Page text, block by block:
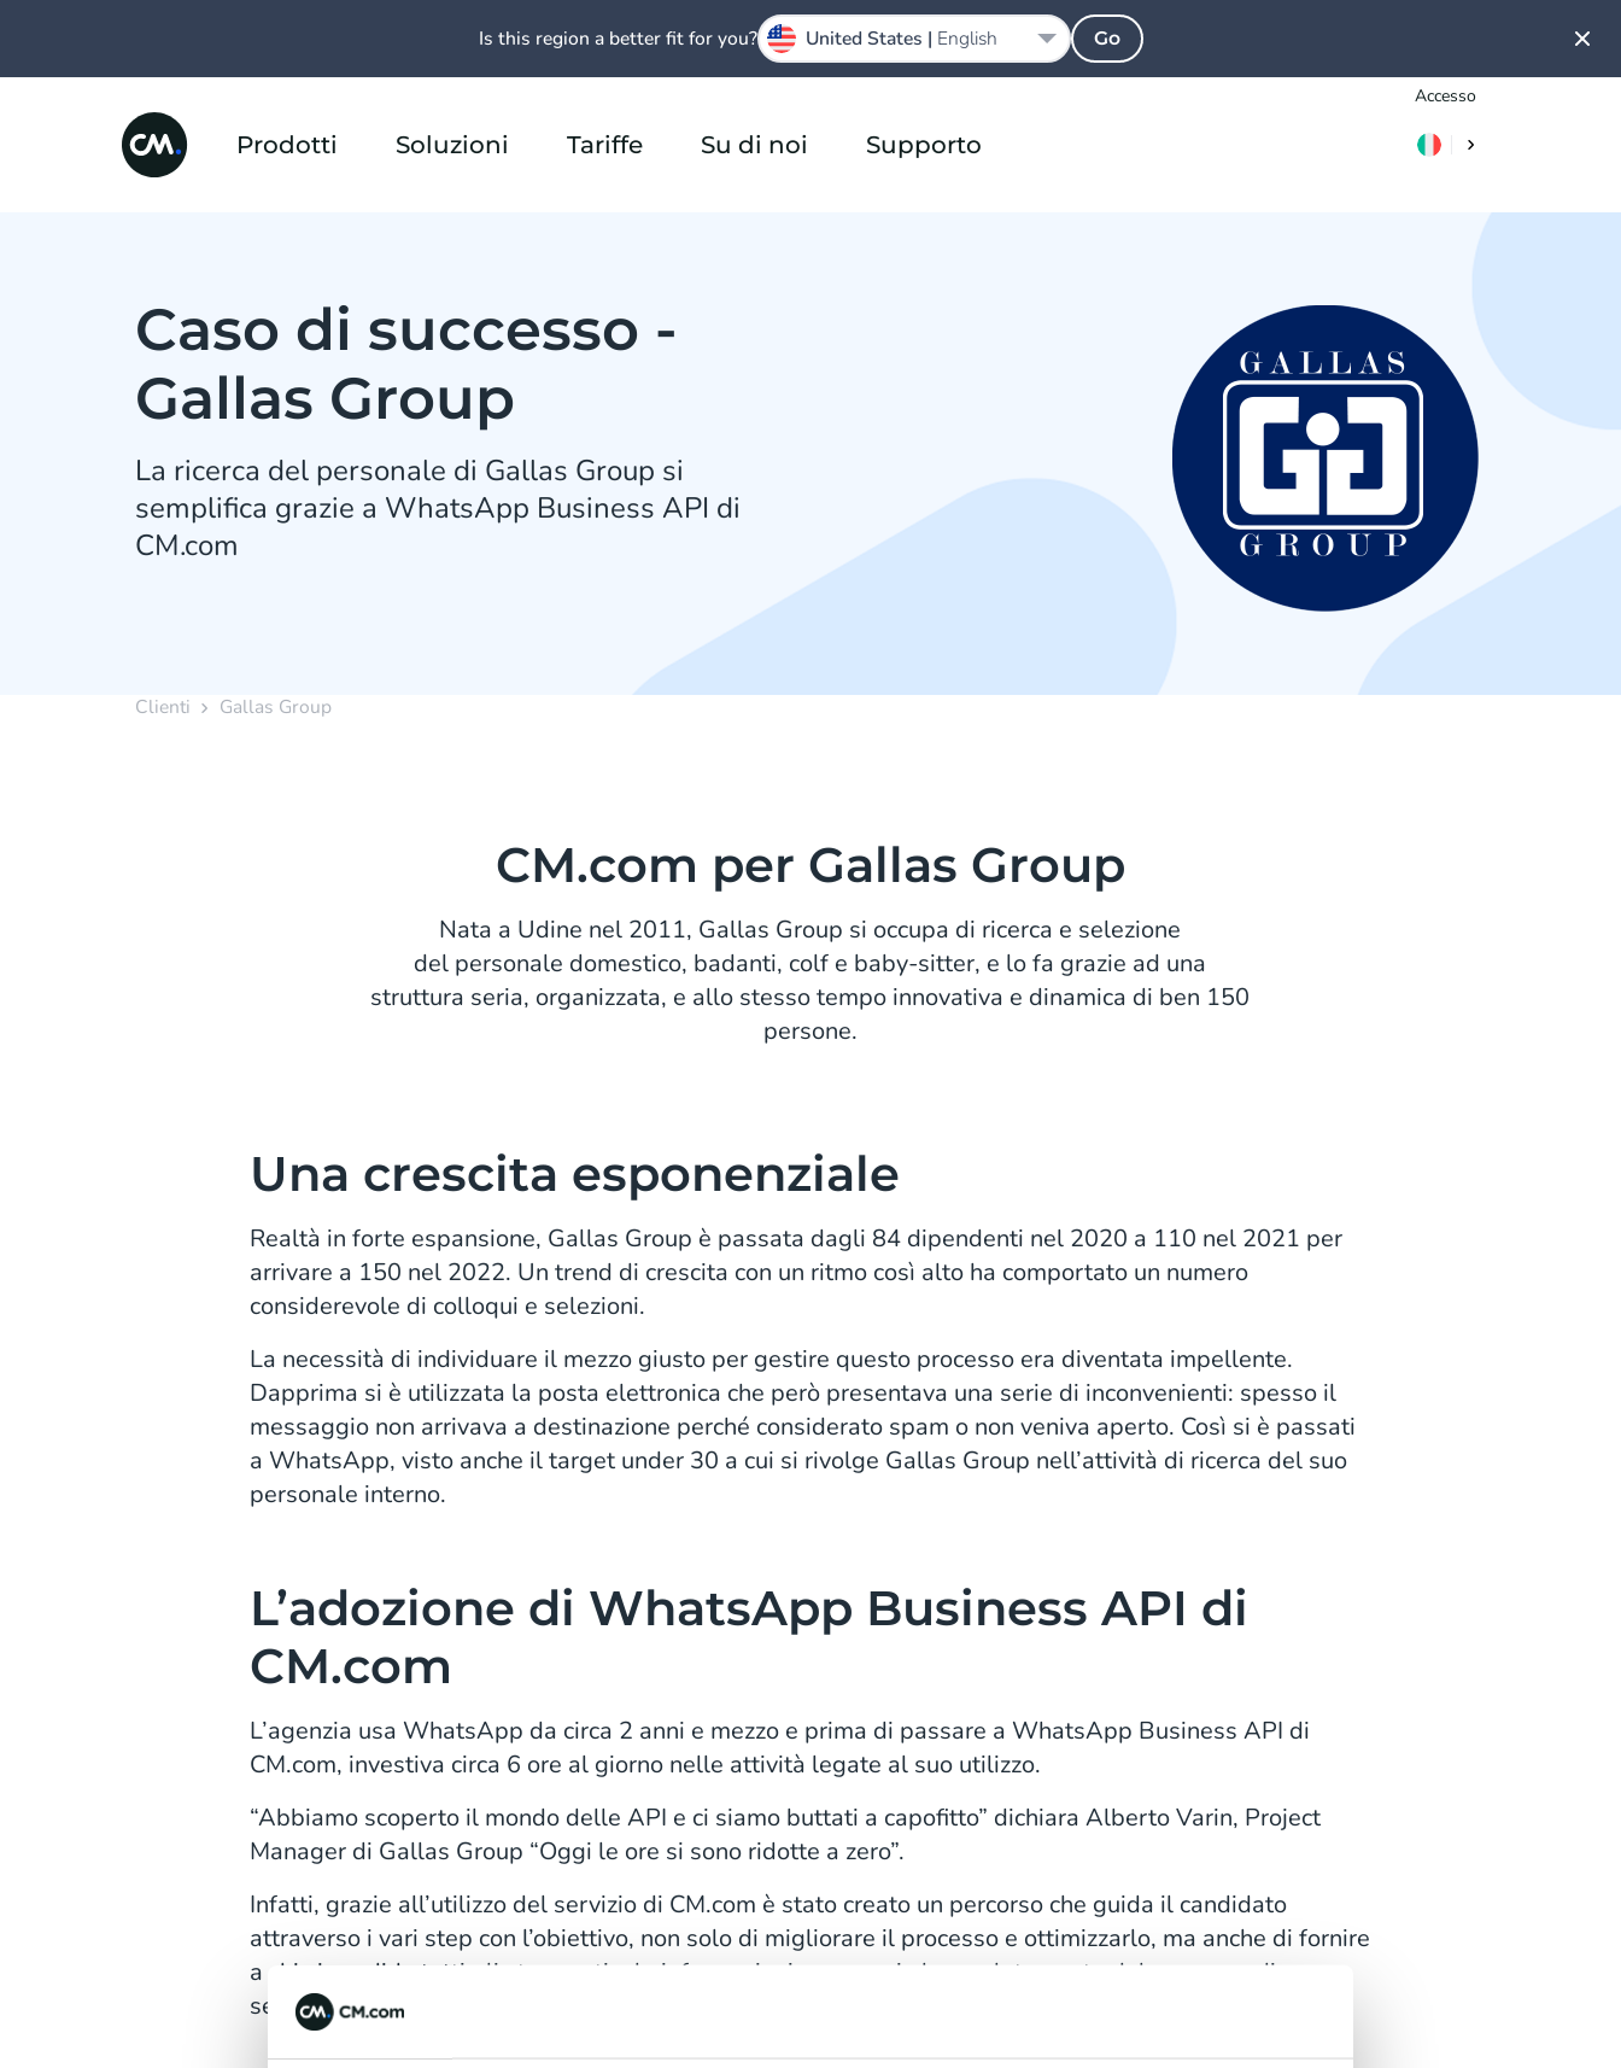
Accesso
Prodotti Soluzioni Tariffe Su di noi Supporto
Caso di successo -
Gallas Group
La ricerca del personale di Gallas Group si
semplifica grazie a WhatsApp Business API di
CM.com
Clienti Gallas Group
CM.com per Gallas Group
Nata a Udine nel 2011, Gallas Group si occupa di ricerca e selezione
del personale domestico, badanti, colf e baby-sitter, e lo fa grazie ad una
struttura seria, organizzata, e allo stesso tempo innovativa e dinamica di ben 150
persone.
Una crescita esponenziale
Realtà in forte espansione, Gallas Group è passata dagli 84 dipendenti nel 2020 a 110 nel 2021 per
arrivare a 150 nel 2022. Un trend di crescita con un ritmo così alto ha comportato un numero
considerevole di colloqui e selezioni.
La necessità di individuare il mezzo giusto per gestire questo processo era diventata impellente.
Dapprima si è utilizzata la posta elettronica che però presentava una serie di inconvenienti: spesso il
messaggio non arrivava a destinazione perché considerato spam o non veniva aperto. Così si è passati
a WhatsApp, visto anche il target under 30 a cui si rivolge Gallas Group nell’attività di ricerca del suo
personale interno.
L’adozione di WhatsApp Business API di
CM.com
L’agenzia usa WhatsApp da circa 2 anni e mezzo e prima di passare a WhatsApp Business API di
CM.com, investiva circa 6 ore al giorno nelle attività legate al suo utilizzo.
“Abbiamo scoperto il mondo delle API e ci siamo buttati a capofitto” dichiara Alberto Varin, Project
Manager di Gallas Group “Oggi le ore si sono ridotte a zero”.
Infatti, grazie all’utilizzo del servizio di CM.com è stato creato un percorso che guida il candidato
attraverso i vari step con l’obiettivo, non solo di migliorare il processo e ottimizzarlo, ma anche di fornire
a chi si candida tutti gli strumenti e le informazioni necessari al completamento del processo di
selezione.
Is this region a better fit for you? United States | English Go